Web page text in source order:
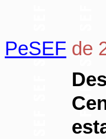
PeSEF de